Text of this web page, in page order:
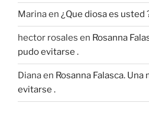
Marinaen ¿Que diosa es usted
hector rosales en Rosanna
pudo evitarse .
Dianaen Rosanna Falasca.
evitarse .